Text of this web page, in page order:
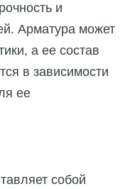
и
Арматура может
а ее состав
в зависимости
ее
собой